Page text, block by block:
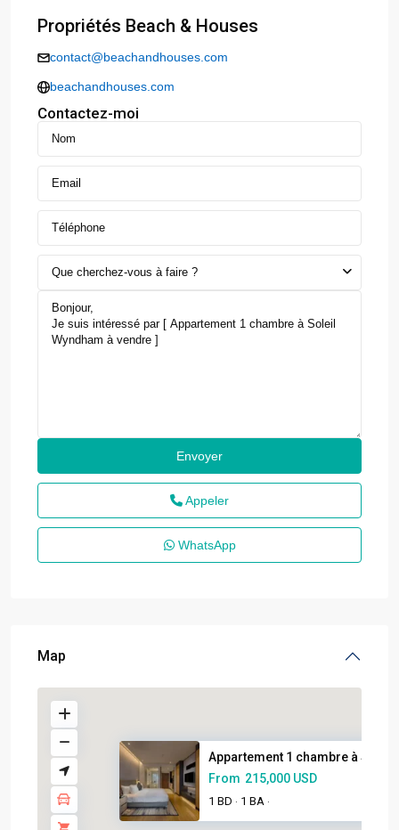
Propriétés Beach & Houses
contact@beachandhouses.com
beachandhouses.com
Contactez-moi
Que cherchez-vous à faire ?
Appeler
WhatsApp
Map
Appartement 1 chambre à
From 215,000 USD
1 BD · 1 BA ·